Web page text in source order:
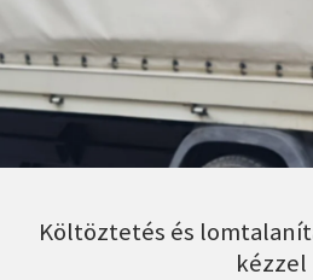
Költöztetés és
kézzel